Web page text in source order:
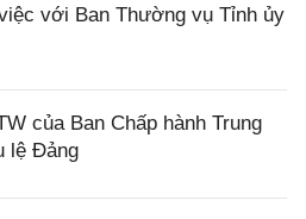
với Ban Thường vụ Tỉnh ủy
của Ban Chấp hành Trung
lệ Đảng